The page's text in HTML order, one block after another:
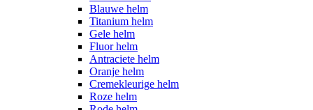
Blauwe helm
Titanium helm
Gele helm
Fluor helm
Antraciete helm
Oranje helm
Cremekleurige helm
Roze helm